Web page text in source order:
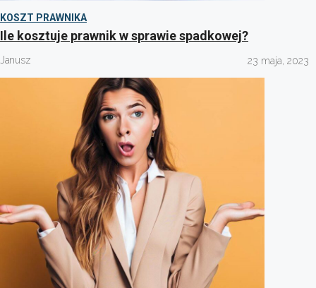
KOSZT PRAWNIKA
Ile kosztuje prawnik w sprawie spadkowej?
Janusz 23 maja, 2023